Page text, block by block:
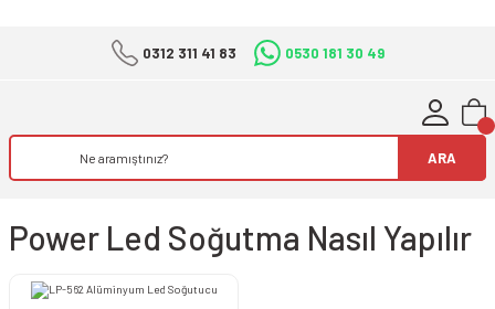
0312 311 41 83 0530 181 30 49
ARA
Power Led Soğutma Nasıl Yapılır